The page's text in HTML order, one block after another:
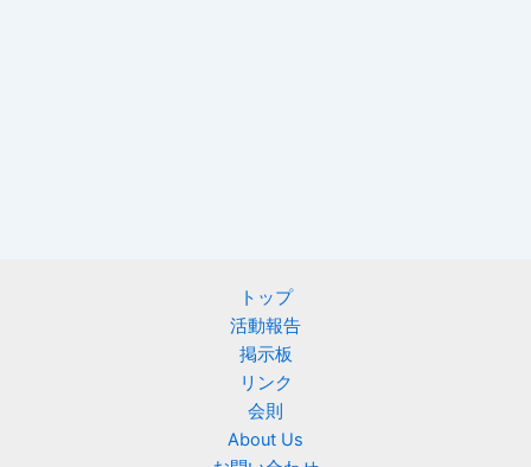
トップ
活動報告
掲示板
リンク
会則
About Us